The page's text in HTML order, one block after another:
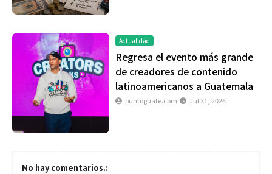
Actualidad
Regresa el evento más grande
de creadores de contenido
latinoamericanos a Guatemala
puntoguate.com Jul 31, 2026
No hay comentarios.: